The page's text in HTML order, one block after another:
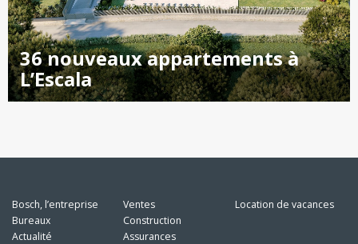
36 nouveaux appartements à
L’Escala
Bosch, l’entreprise
Bureaux
Actualité
Ventes
Construction
Assurances
Location de vacances